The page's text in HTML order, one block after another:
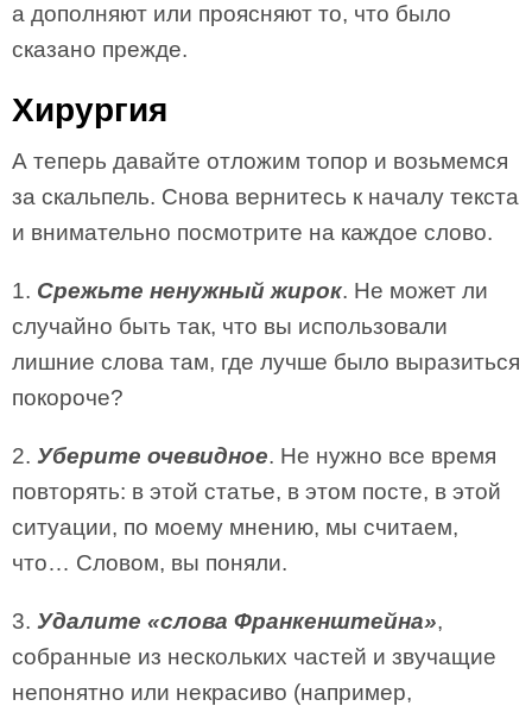
а дополняют или проясняют то, что было
сказано прежде.
Хирургия
А теперь давайте отложим топор и возьмемся
за скальпель. Снова вернитесь к началу текста
и внимательно посмотрите на каждое слово.
1. Срежьте ненужный жирок. Не может ли
случайно быть так, что вы использовали
лишние слова там, где лучше было выразиться
покороче?
2. Уберите очевидное. Не нужно все время
повторять: в этой статье, в этом посте, в этой
ситуации, по моему мнению, мы считаем,
что… Словом, вы поняли.
3. Удалите «слова Франкенштейна»,
собранные из нескольких частей и звучащие
непонятно или некрасиво (например,